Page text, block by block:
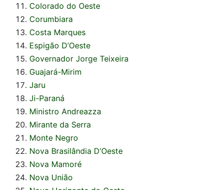
Colorado do Oeste
Corumbiara
Costa Marques
Espigão D’Oeste
Governador Jorge Teixeira
Guajará-Mirim
Jaru
Ji-Paraná
Ministro Andreazza
Mirante da Serra
Monte Negro
Nova Brasilândia D’Oeste
Nova Mamoré
Nova União